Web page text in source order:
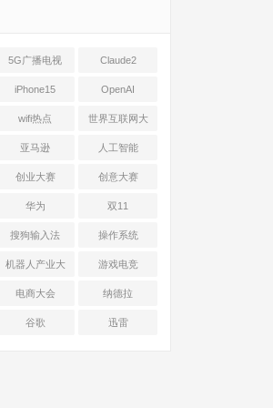
5G广播电视 Claude2
iPhone15 OpenAI
wifi热点 世界互联网大
会
亚马逊 人工智能
创业大赛 创意大赛
华为 双11
搜狗输入法 操作系统
机器人产业大
会
游戏电竞
电商大会 纳德拉
谷歌 迅雷